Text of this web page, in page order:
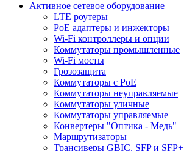
Активное сетевое оборудование
LTE роутеры
PoE адаптеры и инжекторы
Wi-Fi контроллеры и опции
Коммутаторы промышленные
Wi-Fi мосты
Грозозащита
Коммутаторы c PoE
Коммутаторы неуправляемые
Коммутаторы уличные
Коммутаторы управляемые
Конвертеры "Оптика - Медь"
Маршрутизаторы
Трансиверы GBIC, SFP и SFP+